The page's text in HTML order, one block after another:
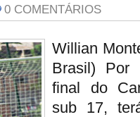
0 COMENTÁRIOS
Willian
Brasil) Por
final do
sub 17,